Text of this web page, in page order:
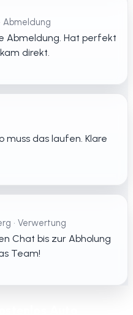
Abmeldung
Abmeldung. Hat perfekt
direkt.
muss das laufen. Klare
• Verwertung
Chat bis zur Abholung
Team!